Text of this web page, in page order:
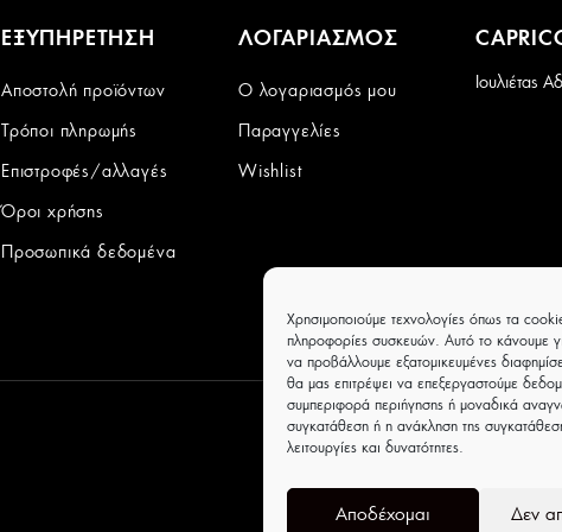
Χρησιμοποιούμε τεχνολογίες όπως τα
πληροφορίες συσκευών. Αυτό το κάνουμε
να προβάλλουμε εξατομικευμένες
θα μας επιτρέψει να επεξεργαστούμε
συμπεριφορά περιήγησης ή μοναδικά
συγκατάθεση ή η ανάκληση της
λειτουργίες και δυνατότητες.
Αποδέχομαι Δεν
ΕΞΥΠΗΡΕΤΗΣΗ
Αποστολή προϊόντων
Τρόποι πληρωμής
Επιστροφές/αλλαγές
Όροι χρήσης
Προσωπικά δεδομένα
ΛΟΓΑΡΙΑΣΜΟΣ
Ο λογαριασμός μου
Παραγγελίες
Wishlist
Ιουλιέτας